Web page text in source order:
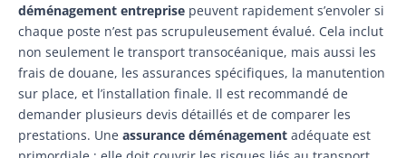
déménagement entreprise peuvent rapidement s’envoler si
chaque poste n’est pas scrupuleusement évalué. Cela inclut
non seulement le transport transocéanique, mais aussi les
frais de douane, les assurances spécifiques, la manutention
sur place, et l’installation finale. Il est recommandé de
demander plusieurs devis détaillés et de comparer les
prestations. Une assurance déménagement adéquate est